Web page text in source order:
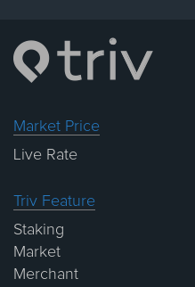
Market Price
Live Rate
Triv Feature
Staking
Market
Merchant